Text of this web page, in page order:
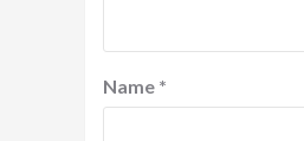
Name *